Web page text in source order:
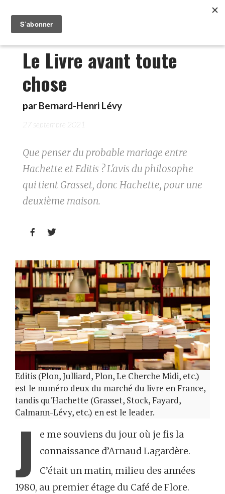
Le Livre avant toute
chose
par Bernard-Henri Lévy
27 septembre 2021
Que penser du probable mariage entre
Hachette et Editis ? L'avis du philosophe
qui tient Grasset, donc Hachette, pour une
deuxième maison.
 
Editis (Plon, Julliard, Plon, Le Cherche Midi, etc.)
est le numéro deux du marché du livre en France,
tandis qu'Hachette (Grasset, Stock, Fayard,
Calmann-Lévy, etc.) en est le leader.
J
e me souviens du jour où je fis la
connaissance d’Arnaud Lagardère.
C’était un matin, milieu des années
1980, au premier étage du Café de Flore.